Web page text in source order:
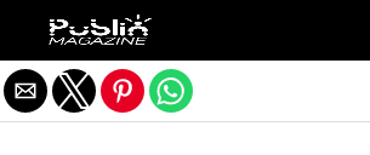
Salir de la versión móvil